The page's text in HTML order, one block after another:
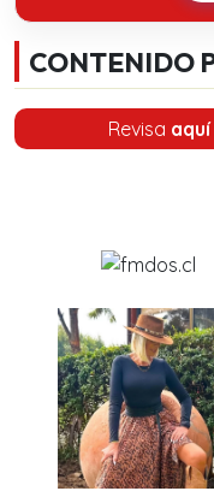
CONTENIDO
Revisa